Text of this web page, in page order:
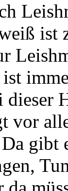
ist
dieser
vor
gibt